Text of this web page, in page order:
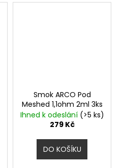
Smok ARCO Pod
Meshed 1,1ohm 2ml 3ks
Ihned k odeslání (>5 ks)
279 Kč
DO KOŠÍKU